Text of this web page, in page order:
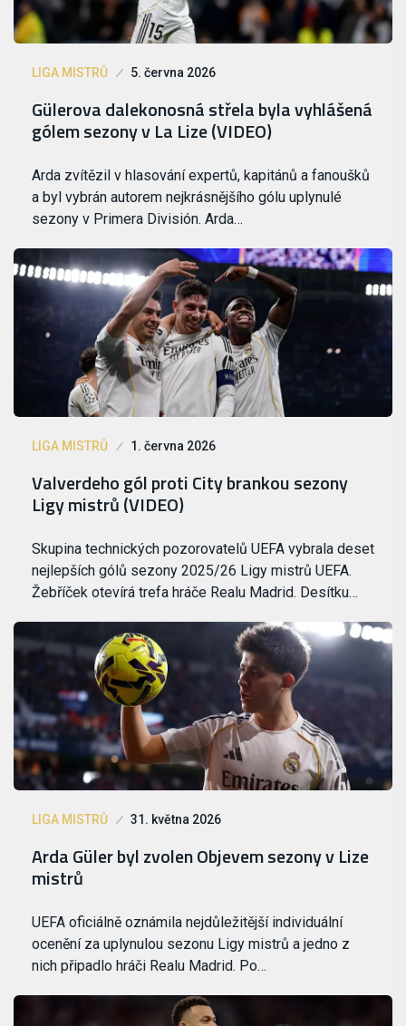
LIGA MISTRŮ 5. června 2026
Gülerova dalekonosná střela byla vyhlášená
gólem sezony v La Lize (VIDEO)
Arda zvítězil v hlasování expertů, kapitánů a fanoušků
a byl vybrán autorem nejkrásnějšího gólu uplynulé
sezony v Primera División. Arda…
LIGA MISTRŮ 1. června 2026
Valverdeho gól proti City brankou sezony
Ligy mistrů (VIDEO)
Skupina technických pozorovatelů UEFA vybrala deset
nejlepších gólů sezony 2025/26 Ligy mistrů UEFA.
Žebříček otevírá trefa hráče Realu Madrid. Desítku…
LIGA MISTRŮ 31. května 2026
Arda Güler byl zvolen Objevem sezony v Lize
mistrů
UEFA oficiálně oznámila nejdůležitější individuální
ocenění za uplynulou sezonu Ligy mistrů a jedno z
nich připadlo hráči Realu Madrid. Po…